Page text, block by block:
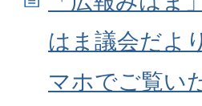
はま議会だよ
マホでご覧い